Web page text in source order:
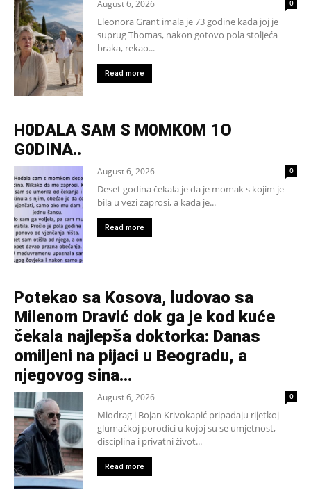
August 6, 2026 0
Eleonora Grant imala je 73 godine kada joj je
suprug Thomas, nakon gotovo pola stoljeća
braka, rekao...
Read more
H0DALA SAM S M0MK0M 1O
G0DINA..
August 6, 2026 0
Deset godina čekala je da je momak s kojim je
bila u vezi zaprosi, a kada je...
Read more
Potekao sa Kosova, ludovao sa
Milenom Dravić dok ga je kod kuće
čekala najlepša doktorka: Danas
omiljeni na pijaci u Beogradu, a
njegovog sina...
August 6, 2026 0
Miodrag i Bojan Krivokapić pripadaju rijetkoj
glumačkoj porodici u kojoj su se umjetnost,
disciplina i privatni život...
Read more